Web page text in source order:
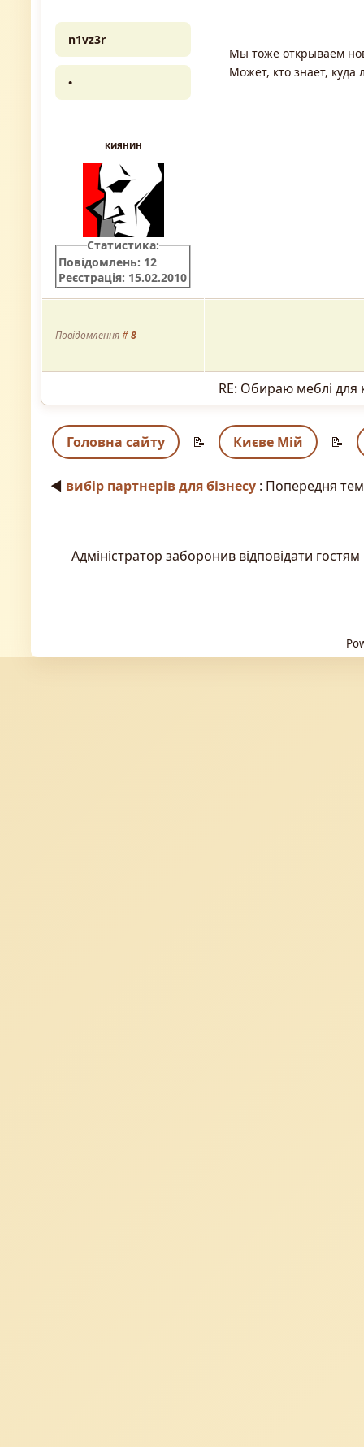
n1vz3r
•
киянин
Статистика:
Повідомлень: 12
Реєстрація: 15.02.2010
Мы тоже открываем
Может, кто знает, куда
Повідомлення#8
RE: Обираю меблі для
Головна сайту 📝 Києве Мій 📝
◄ вибір партнерів для бізнесу : Попередня
Адміністратор заборонив відповідати